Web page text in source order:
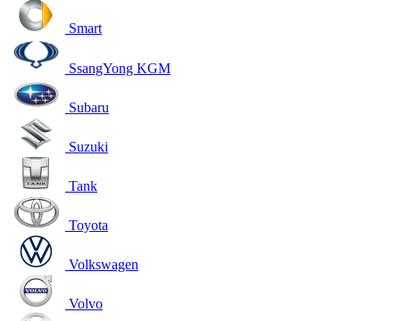
Smart
SsangYong KGM
Subaru
Suzuki
Tank
Toyota
Volkswagen
Volvo